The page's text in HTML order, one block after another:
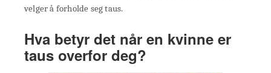
velger å forholde seg taus.
Hva betyr det når en kvinne er
taus overfor deg?